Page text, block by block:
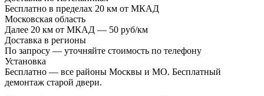
Бесплатно в пределах 20 км от МКАД
Московская область
Далее 20 км от МКАД — 50 руб/км
Доставка в регионы
По запросу — уточняйте стоимость по телефону
Установка
Бесплатно — все районы Москвы и МО. Бесплатный
демонтаж старой двери.